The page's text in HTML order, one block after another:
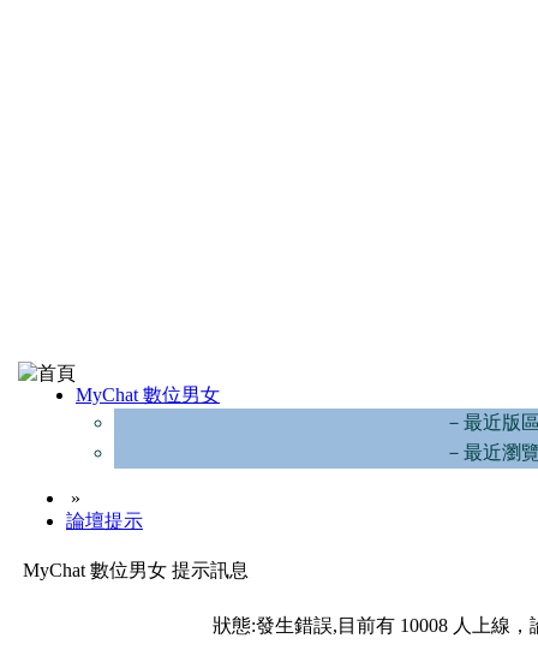
MyChat 數位男女
－最近版
－最近瀏
»
論壇提示
MyChat 數位男女 提示訊息
狀態:發生錯誤,目前有 10008 人上線